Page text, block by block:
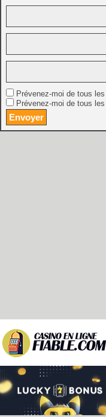
Prévenez-moi de tous
Prévenez-moi de tous